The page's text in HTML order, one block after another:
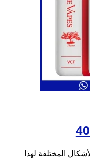
المختلفة لهذا